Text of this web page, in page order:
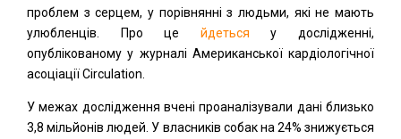
проблем з серцем, у порівнянні з людьми, які не мають
улюбленців. Про це йдеться у дослідженні,
опублікованому у журналі Американської кардіологічної
асоціації Circulation.
У межах дослідження вчені проаналізували дані близько
3,8 мільйонів людей. У власників собак на 24% знижується